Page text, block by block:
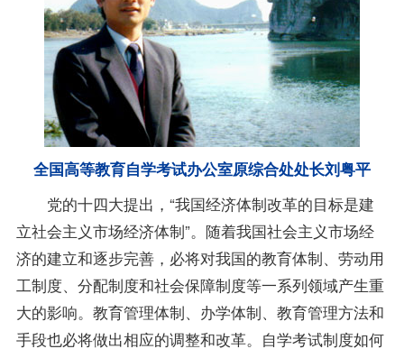
全国高等教育自学考试办公室原综合处处长刘粤平
党的十四大提出，“我国经济体制改革的目标是建
立社会主义市场经济体制”。随着我国社会主义市场经
济的建立和逐步完善，必将对我国的教育体制、劳动用
工制度、分配制度和社会保障制度等一系列领域产生重
大的影响。教育管理体制、办学体制、教育管理方法和
手段也必将做出相应的调整和改革。自学考试制度如何